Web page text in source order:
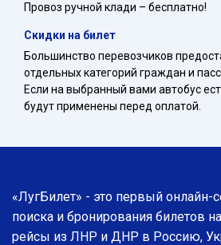
Провоз ручной клади – бесплатно!
Скидки на билет
Большинство перевозчиков
отдельных категорий граждан и
Если на выбранный вами автобус
будут применены перед оплатой.
«ЛугБилет» - это первый онлайн-
поиска и бронирования билетов
рейсы из ЛНР и ДНР в Россию,